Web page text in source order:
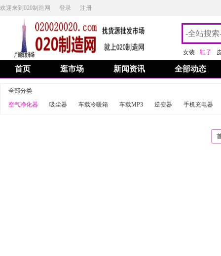
欢迎来到020制造网 登录 注册
女装 鞋子
首页 逛市场 新闻资讯 全部动态
全部分类
空气净化器
吸尘器 车载冷暖箱 车载MP3 逆变器 手机充电器